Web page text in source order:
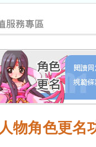
人物角色更名